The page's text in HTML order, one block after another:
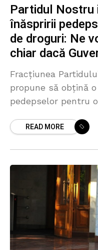
Partidul Nostru
înăspririi
de droguri: Ne
chiar dacă
Fracțiunea
propune să obțină
pedepselor pentru
se opune.
READ MORE